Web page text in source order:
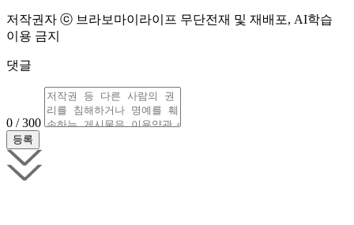
저작권자 ⓒ 브라보마이라이프 무단전재 및 재배포, AI학습
이용 금지
댓글
0 / 300